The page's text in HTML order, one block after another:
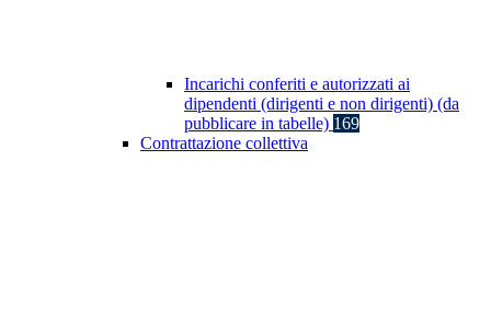
Incarichi conferiti e autorizzati ai
dipendenti (dirigenti e non dirigenti) (da
pubblicare in tabelle) 169
Contrattazione collettiva